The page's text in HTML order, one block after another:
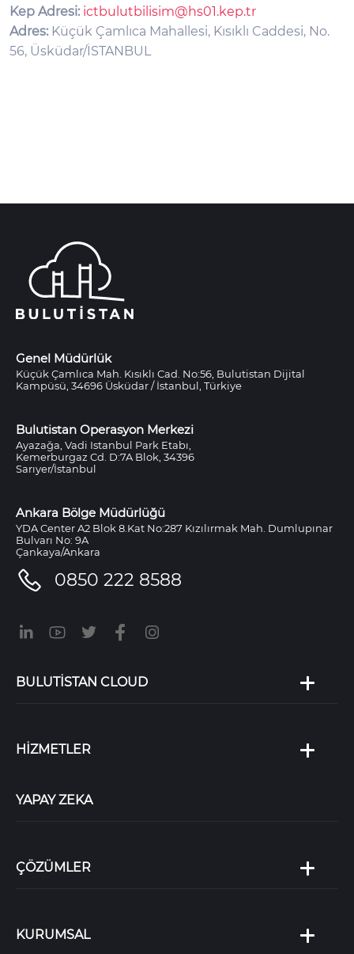
Kep Adresi: ictbulutbilisim@hs01.kep.tr
Adres: Küçük Çamlıca Mahallesi, Kısıklı Caddesi, No.
56, Üsküdar/İSTANBUL
Genel Müdürlük
Küçük Çamlıca Mah. Kısıklı Cad. No:56, Bulutistan Dijital
Kampüsü, 34696 Üsküdar / İstanbul, Türkiye
Bulutistan Operasyon Merkezi
Ayazağa, Vadi Istanbul Park Etabı,
Kemerburgaz Cd. D:7A Blok, 34396
Sarıyer/İstanbul
Ankara Bölge Müdürlüğü
YDA Center A2 Blok 8.Kat No:287 Kızılırmak Mah. Dumlupınar
Bulvarı No: 9A
Çankaya/Ankara
0850 222 8588
BULUTİSTAN CLOUD
HİZMETLER
YAPAY ZEKA
ÇÖZÜMLER
KURUMSAL